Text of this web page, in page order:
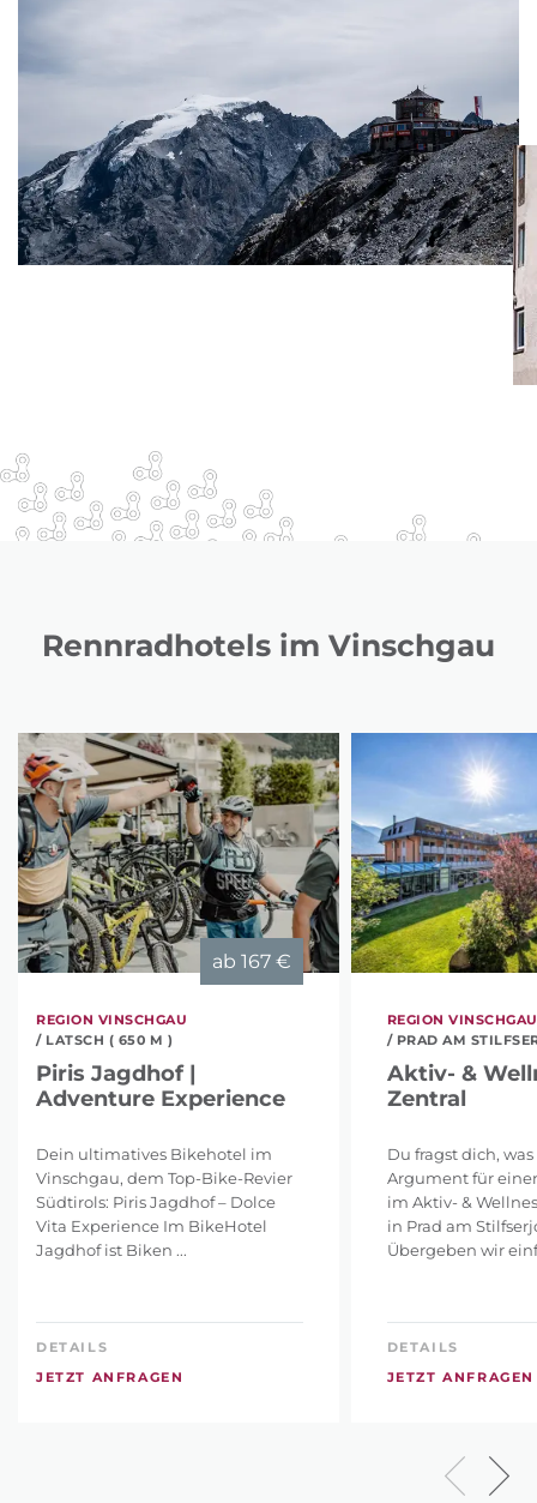
Rennradhotels im Vinschgau
ab 167 €
REGION VINSCHGAU
/ LATSCH ( 650 M )
Piris Jagdhof |
Adventure Experience
Dein ultimatives Bikehotel im
Vinschgau, dem Top-Bike-Revier
Südtirols: Piris Jagdhof – Dolce
Vita Experience Im BikeHotel
Jagdhof ist Biken ...
DETAILS
JETZT ANFRAGEN
REGION VINSCHGAU
/ PRAD AM
Aktiv- &
Zentral
Du fragst dich,
Argument für
im Aktiv- &
in Prad am
Übergeben wir
DETAILS
JETZT ANFRAGEN